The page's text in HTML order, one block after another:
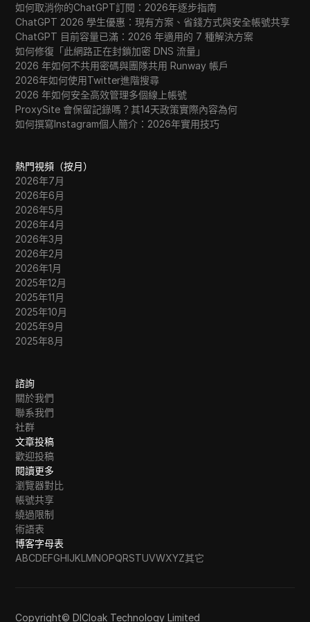
如何取消你的ChatGPT訂閱：2026年逐步指南
ChatGPT 2026 學生優惠：現有方案、省錢方式與安全帳號共享
ChatGPT 目前容量已滿：2026 年適用的 7 種解決方案
如何修復「此網路正在封鎖加密 DNS 流量」
2026 年如何不共用密碼與團隊共用 Runway 帳戶
2026年如何使用Twitter進階搜尋
2026 年如何安全高效管理多個線上帳號
ProxySite 會保留記錄嗎？其14天政策實際內容為何
如何撰寫Instagram個人簡介：2026年實用技巧
熱門視頻（按月）
2026年7月
2026年6月
2026年5月
2026年4月
2026年3月
2026年2月
2026年1月
2025年12月
2025年11月
2025年10月
2025年9月
2025年8月
諮詢
關於我們
聯系我們
社群
文章投稿
歡迎投稿
閱讀更多
瀏覽器對比
帳號共享
繞過限制
術語表
博客字母表
ABCDEFGHIJKLMNOPQRSTUVWXYZ其它
Copyright© DICloak Technology Limited